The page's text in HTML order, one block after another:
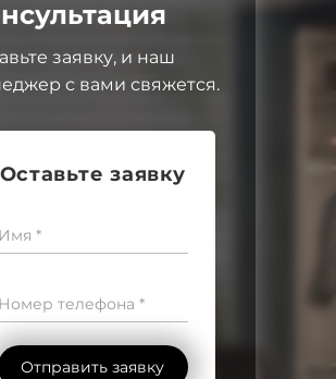
Оставьте заявку
Имя *
Номер телефона *
Отправить заявку
заявку, и наш
с вами свяжется.